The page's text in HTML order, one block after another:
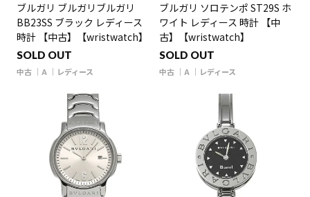
ブルガリ ブルガリブルガリ
BB23SS ブラック レディース
時計 【中古】【wristwatch】
SOLD OUT
中古 A レディース
ブルガリ ソロテンポ ST29S ホ
ワイト レディース 時計 【中
古】【wristwatch】
SOLD OUT
中古 A レディース